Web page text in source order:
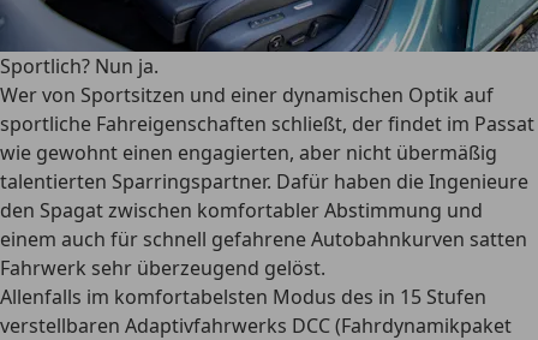
Sportlich? Nun ja.
Wer von Sportsitzen und einer dynamischen Optik auf
sportliche Fahreigenschaften schließt, der findet im Passat
wie gewohnt einen engagierten, aber nicht übermäßig
talentierten Sparringspartner. Dafür haben die Ingenieure
den Spagat zwischen komfortabler Abstimmung und
einem auch für schnell gefahrene Autobahnkurven satten
Fahrwerk sehr überzeugend gelöst.
Allenfalls im komfortabelsten Modus des in 15 Stufen
verstellbaren Adaptivfahrwerks DCC (Fahrdynamikpaket